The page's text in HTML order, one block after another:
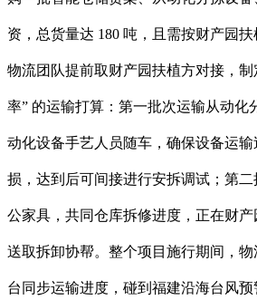
资，总货量达 180 吨，且需按财产园扶
物流团队提前取财产园扶植方对接，
率” 的运输打算：第一批次运输从动化
动化设备手艺人员随车，确保设备运
损，达到后可间接进行安拆调试；第
公家具，共同仓库拆修进度，正在财
送取拆卸协帮。整个项目施行期间，
台同步运输进度，碰到福建沿海台风